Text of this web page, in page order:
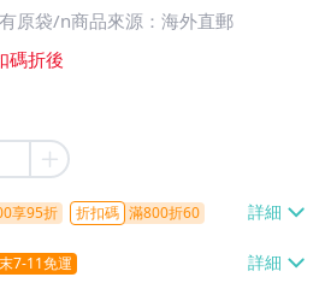
原袋/n商品來源：海外直郵
享95折 折扣碼 滿800折60
7-11免運